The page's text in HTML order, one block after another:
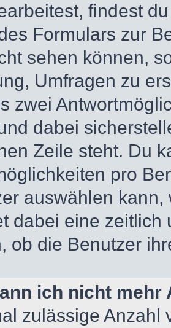
findest
Formulars zur
sehen können,
Umfragen zu
zwei
dabei
Zeile steht. Du
pro
auswählen
dabei eine
ob die Benutzer
ich nicht
zulässige Anzahl